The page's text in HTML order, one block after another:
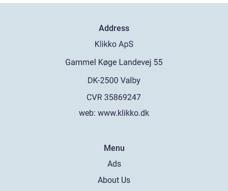
Address
web: www.klikko.dk
Menu
Ads
About Us